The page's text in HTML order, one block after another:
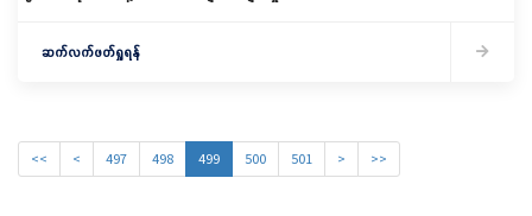
ဆက်လက်ဖတ်ရှုရန်
<< < 497 498 499 500 501 > >>